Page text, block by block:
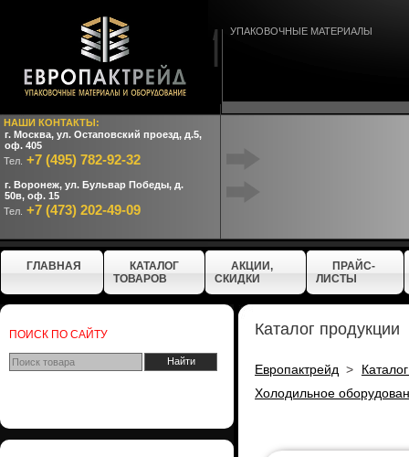
НАШИ КОНТАКТЫ:
г. Москва, ул. Остаповский проезд, д.5,
оф. 405
Тел. +7 (495) 782-92-32
г. Воронеж, ул. Бульвар Победы, д.
50в, оф. 15
Тел. +7 (473) 202-49-09
УПАКОВОЧНЫЕ МАТЕРИАЛЫ
ГЛАВНАЯ
КАТАЛОГ
ТОВАРОВ
АКЦИИ,
СКИДКИ
ПРАЙС-
ЛИСТЫ
ПОИСК ПО САЙТУ Каталог продукции
Европактрейд >
Холодильное